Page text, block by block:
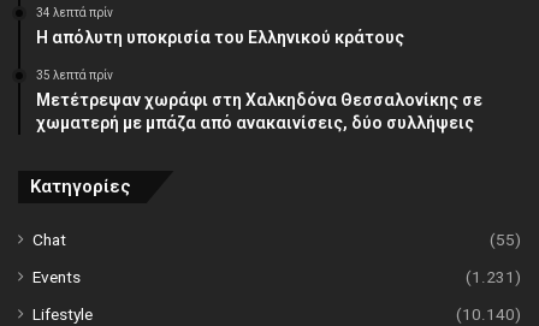
34 λεπτά πρίν
Η απόλυτη υποκρισία του Ελληνικού κράτους
35 λεπτά πρίν
Μετέτρεψαν χωράφι στη Χαλκηδόνα Θεσσαλονίκης σε
χωματερή με μπάζα από ανακαινίσεις, δύο συλλήψεις
Κατηγορίες
Chat
(55)
Events
(1.231)
Lifestyle
(10.140)